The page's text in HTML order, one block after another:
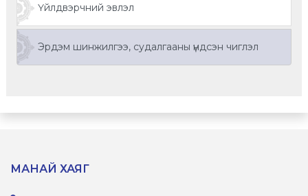
Үйлдвэрчний эвлэл
Эрдэм шинжилгээ, судалгааны үндсэн чиглэл
МАНАЙ ХАЯГ